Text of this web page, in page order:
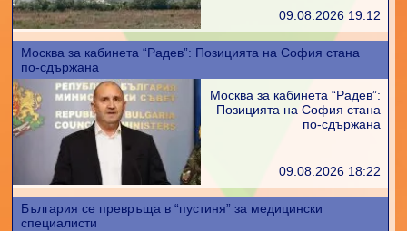
09.08.2026 19:12
Москва за кабинета “Радев”: Позицията на София стана
по-сдържана
Москва за кабинета “Радев”:
Позицията на София стана
по-сдържана
09.08.2026 18:22
България се превръща в “пустиня” за медицински
специалисти